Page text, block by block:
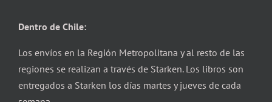
Dentro de Chile:
Los envíos en la Región Metropolitana y al resto de las
regiones se realizan a través de Starken. Los libros son
entregados a Starken los días martes y jueves de cada